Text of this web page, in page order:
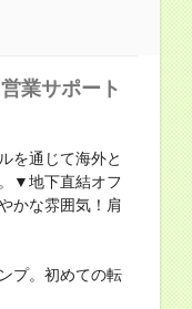
業サポート
を通じて海外と
▼地下直結オフ
かな雰囲気！肩
プ。初めての転